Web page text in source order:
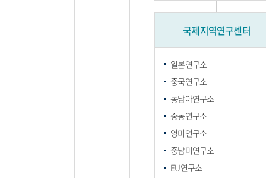
국제지역연구센터
일본연구소
중국연구소
동남아연구소
중동연구소
영미연구소
중남미연구소
EU연구소